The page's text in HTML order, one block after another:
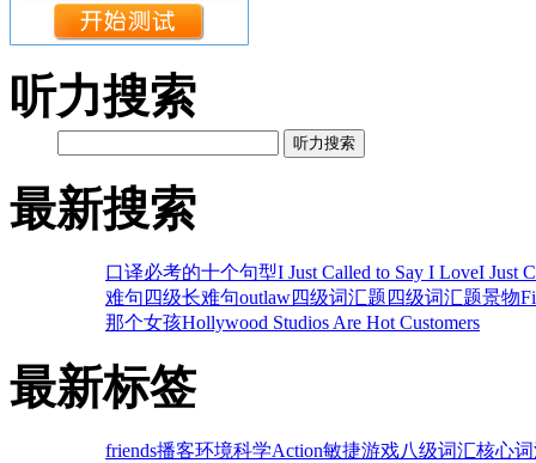
听力搜索
听力搜索
最新搜索
口译必考的十个句型I Just Called to Say I LoveI Just
难句 四级长难句outlaw四级词汇题 四级词汇题景物
那个女孩Hollywood Studios Are Hot Customers
最新标签
friends播客环境科学Action敏捷游戏八级词汇核心